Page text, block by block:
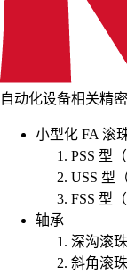
自动化设备相关精
小型化 FA 滚
PSS 型
USS 型
FSS 型
轴承
深沟滚
斜角滚